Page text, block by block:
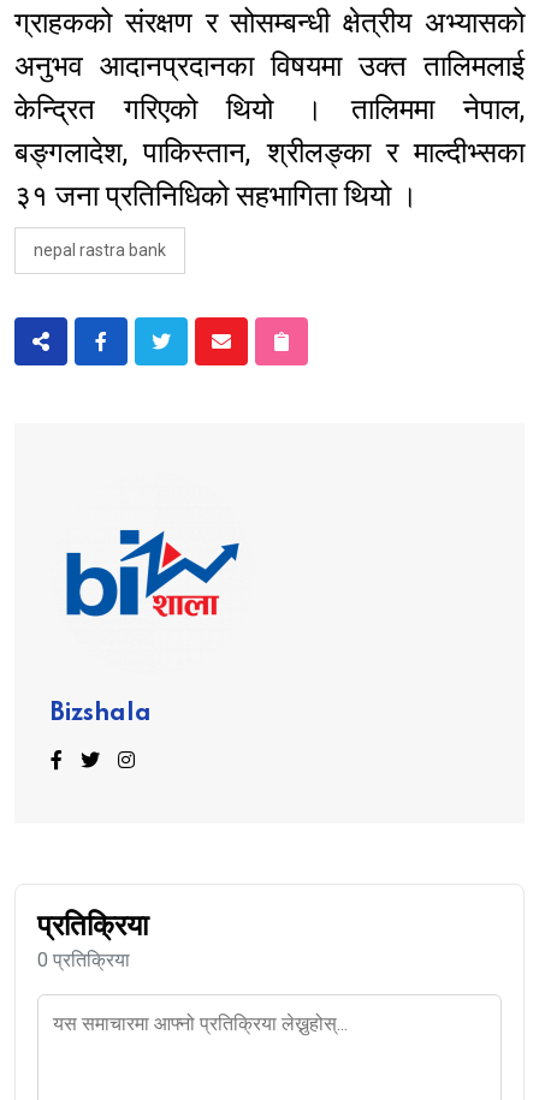
ग्राहकको संरक्षण र सोसम्बन्धी क्षेत्रीय अभ्यासको
अनुभव आदानप्रदानका विषयमा उक्त तालिमलाई
केन्द्रित गरिएको थियो । तालिममा नेपाल,
बङ्गलादेश, पाकिस्तान, श्रीलङ्का र माल्दीभ्सका
३१ जना प्रतिनिधिको सहभागिता थियो ।
nepal rastra bank
Bizshala
प्रतिक्रिया
0 प्रतिक्रिया